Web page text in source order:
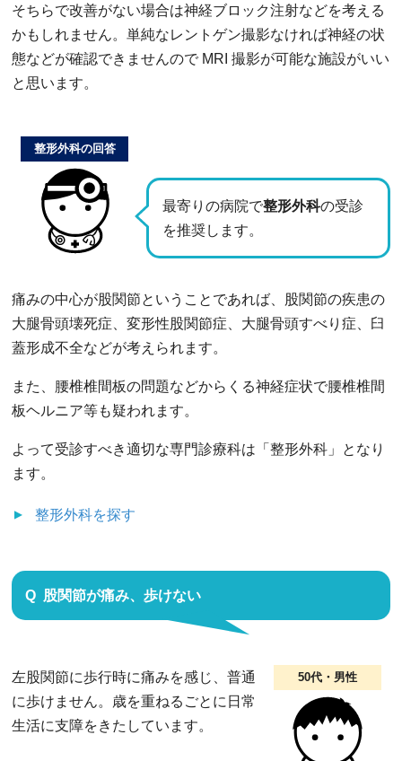
そちらで改善がない場合は神経ブロック注射などを考える
かもしれません。単純なレントゲン撮影なければ神経の状
態などが確認できませんので MRI 撮影が可能な施設がいい
と思います。
最寄りの病院で整形外科の受診
を推奨します。
整形外科の回答
痛みの中心が股関節ということであれば、股関節の疾患の
大腿骨頭壊死症、変形性股関節症、大腿骨頭すべり症、臼
蓋形成不全などが考えられます。
また、腰椎椎間板の問題などからくる神経症状で腰椎椎間
板ヘルニア等も疑われます。
よって受診すべき適切な専門診療科は「整形外科」となり
ます。
整形外科を探す
股関節が痛み、歩けない
50代・男性
左股関節に歩行時に痛みを感じ、普通
に歩けません。歳を重ねるごとに日常
生活に支障をきたしています。